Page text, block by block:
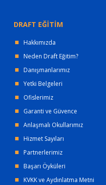
DRAFT EĞİTİM
Hakkımızda
Neden Draft Eğitim?
Danışmanlarımız
Yetki Belgeleri
Ofislerimiz
Garanti ve Güvence
Anlaşmalı Okullarımız
Hizmet Sayıları
Partnerlerimiz
Başarı Öyküleri
KVKK ve Aydınlatma Metni